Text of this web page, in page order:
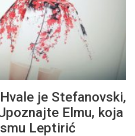
je Stefanovski,
Elmu, koja
Leptirić